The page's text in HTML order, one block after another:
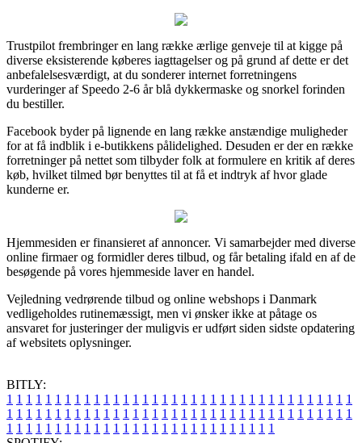
Trustpilot frembringer en lang række ærlige genveje til at kigge på
diverse eksisterende køberes iagttagelser og på grund af dette er det
anbefalelsesværdigt, at du sonderer internet forretningens
vurderinger af Speedo 2-6 år blå dykkermaske og snorkel forinden
du bestiller.
Facebook byder på lignende en lang række anstændige muligheder
for at få indblik i e-butikkens pålidelighed. Desuden er der en række
forretninger på nettet som tilbyder folk at formulere en kritik af deres
køb, hvilket tilmed bør benyttes til at få et indtryk af hvor glade
kunderne er.
Hjemmesiden er finansieret af annoncer. Vi samarbejder med diverse
online firmaer og formidler deres tilbud, og får betaling ifald en af de
besøgende på vores hjemmeside laver en handel.
Vejledning vedrørende tilbud og online webshops i Danmark
vedligeholdes rutinemæssigt, men vi ønsker ikke at påtage os
ansvaret for justeringer der muligvis er udført siden sidste opdatering
af websitets oplysninger.
BITLY:
1 1 1 1 1 1 1 1 1 1 1 1 1 1 1 1 1 1 1 1 1 1 1 1 1 1 1 1 1 1 1 1 1 1 1 1
1 1 1 1 1 1 1 1 1 1 1 1 1 1 1 1 1 1 1 1 1 1 1 1 1 1 1 1 1 1 1 1 1 1 1 1
1 1 1 1 1 1 1 1 1 1 1 1 1 1 1 1 1 1 1 1 1 1 1 1 1 1 1 1